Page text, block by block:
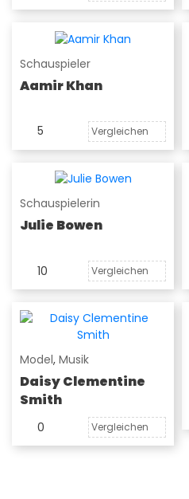
Schauspieler
Aamir Khan
5 Vergleichen
Schauspielerin
Julie Bowen
10 Vergleichen
Model, Musik
Daisy Clementine
Smith
0 Vergleichen